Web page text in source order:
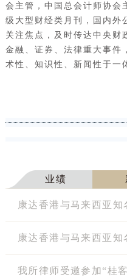
会主管，中国总会计师协会
级大型财经类月刊，国内外
关注焦点，及时传达中央财
金融、证券、法律重大事件
术性、知识性、新闻性于一
业绩
康达香港与马来西亚
康达香港与马来西亚
我所律师受邀参加“桂